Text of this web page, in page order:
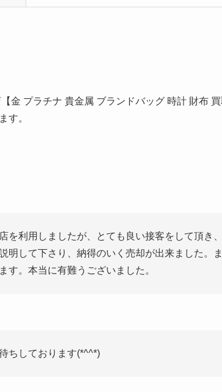
金 プラチナ 貴金属 ブランドバッグ 時計 財布
す。
を利用しましたが、とても良い接客をして頂き
明して下さり、納得のいく売却が出来ました。
す。本当に有難うございました。
ちしております(*^^*)